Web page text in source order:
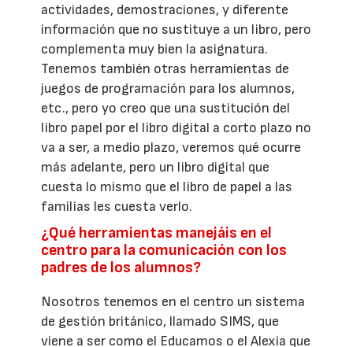
actividades, demostraciones, y diferente
información que no sustituye a un libro, pero
complementa muy bien la asignatura.
Tenemos también otras herramientas de
juegos de programación para los alumnos,
etc., pero yo creo que una sustitución del
libro papel por el libro digital a corto plazo no
va a ser, a medio plazo, veremos qué ocurre
más adelante, pero un libro digital que
cuesta lo mismo que el libro de papel a las
familias les cuesta verlo.
¿Qué herramientas manejáis en el
centro para la comunicación con los
padres de los alumnos?
Nosotros tenemos en el centro un sistema
de gestión británico, llamado SIMS, que
viene a ser como el Educamos o el Alexia que